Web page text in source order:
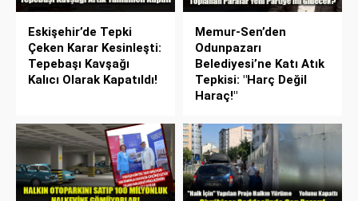
Eskişehir’de Tepki
Çeken Karar Kesinleşti:
Tepebaşı Kavşağı
Kalıcı Olarak Kapatıldı!
Memur-Sen’den
Odunpazarı
Belediyesi’ne Katı Atık
Tepkisi: "Harç Değil
Haraç!"